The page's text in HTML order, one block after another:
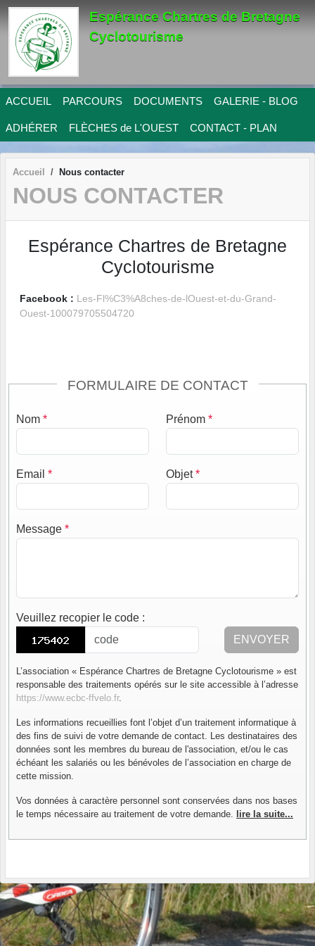
Espérance Chartres de Bretagne
Cyclotourisme
ACCUEIL PARCOURS DOCUMENTS GALERIE - BLOG
ADHÉRER FLÈCHES de L'OUEST CONTACT - PLAN
Accueil Nous contacter
NOUS CONTACTER
Espérance Chartres de Bretagne
Cyclotourisme
Facebook : Les-Fl%C3%A8ches-de-lOuest-et-du-Grand-
Ouest-100079705504720
FORMULAIRE DE CONTACT
Nom * Prénom *
Email * Objet*
Message *
Veuillez recopier le code :
ENVOYER
L’association « Espérance Chartres de Bretagne Cyclotourisme » est
responsable des traitements opérés sur le site accessible à l’adresse
https://www.ecbc-ffvelo.fr.
Les informations recueillies font l’objet d’un traitement informatique à
des fins de suivi de votre demande de contact. Les destinataires des
données sont les membres du bureau de l'association, et/ou le cas
échéant les salariés ou les bénévoles de l’association en charge de
cette mission.
Vos données à caractère personnel sont conservées dans nos bases
le temps nécessaire au traitement de votre demande. lire la suite...
Panneau de gestion des cookies